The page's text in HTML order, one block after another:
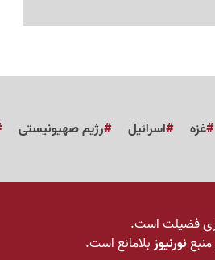
غزه اسرائیل رژیم صهیونیستی
فضیلت است.
منبعنورنیوزبلامانع است.